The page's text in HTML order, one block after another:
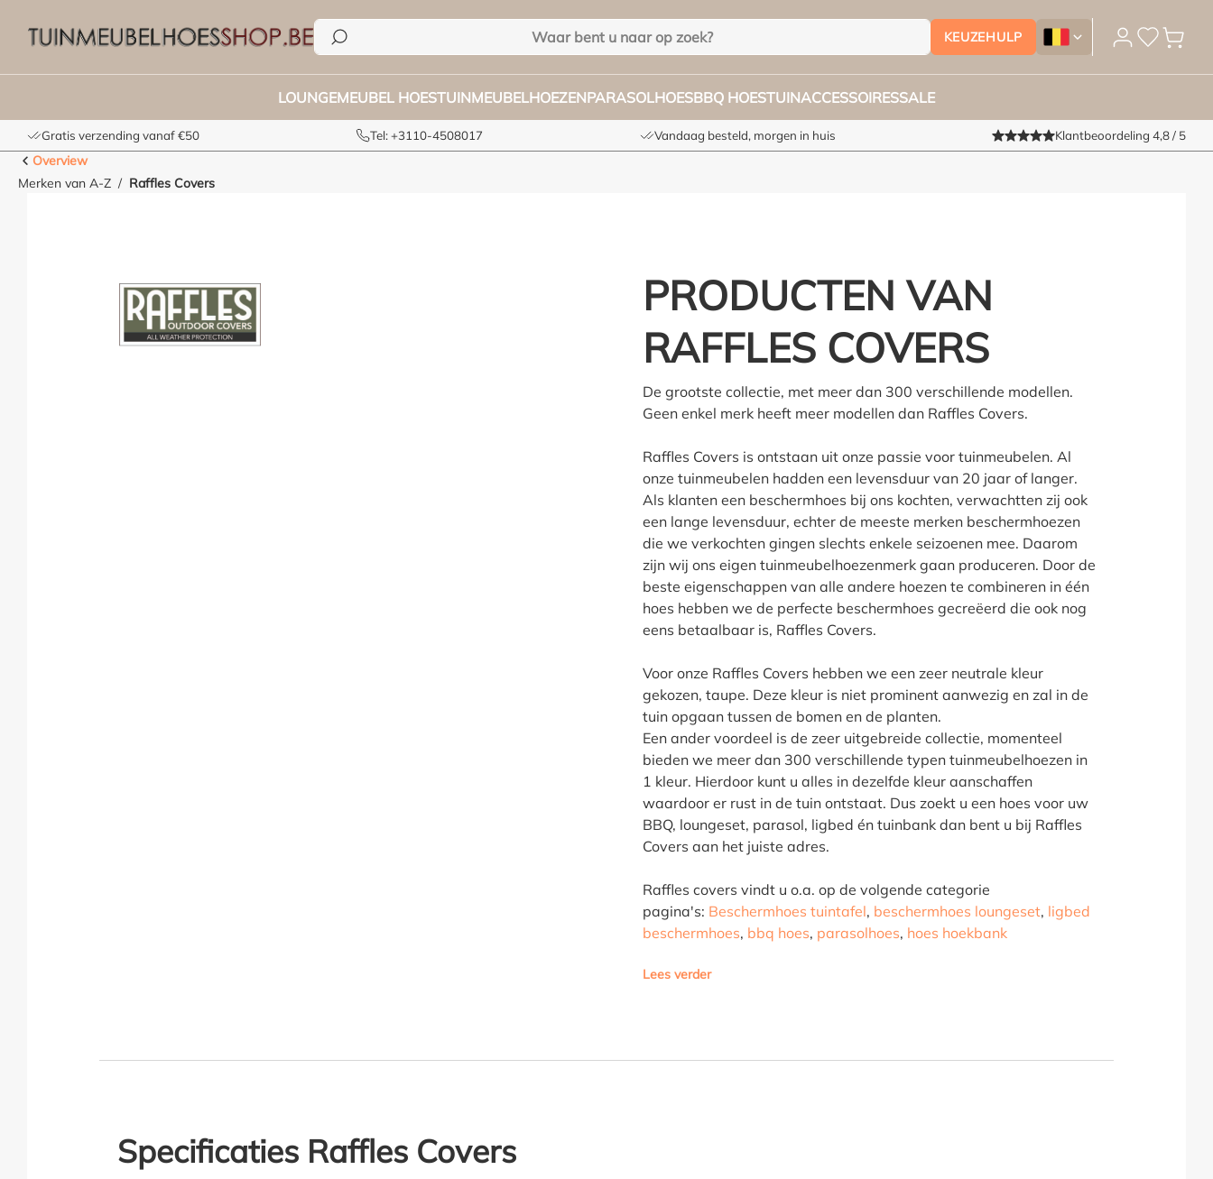
KEUZEHULP
Tuinmeubelhoesshop.be -
LOUNGEMEUBEL HOESTUINMEUBELHOEZENPARASOLHOESBBQ HOESTUINACCESSOIRESSALE
Gratis verzending vanaf €50 Tel: +3110-4508017 Vandaag besteld, morgen in huis Klantbeoordeling 4,8 / 5
Overview
Merken van A-Z
Raffles Covers
PRODUCTEN VAN
RAFFLES COVERS
De grootste collectie, met meer dan 300 verschillende modellen.
Geen enkel merk heeft meer modellen dan Raffles Covers.
Raffles Covers is ontstaan uit onze passie voor tuinmeubelen. Al
onze tuinmeubelen hadden een levensduur van 20 jaar of langer.
Als klanten een beschermhoes bij ons kochten, verwachtten zij ook
een lange levensduur, echter de meeste merken beschermhoezen
die we verkochten gingen slechts enkele seizoenen mee. Daarom
zijn wij ons eigen tuinmeubelhoezenmerk gaan produceren. Door de
beste eigenschappen van alle andere hoezen te combineren in één
hoes hebben we de perfecte beschermhoes gecreëerd die ook nog
eens betaalbaar is, Raffles Covers.
Voor onze Raffles Covers hebben we een zeer neutrale kleur
gekozen, taupe. Deze kleur is niet prominent aanwezig en zal in de
tuin opgaan tussen de bomen en de planten.
Een ander voordeel is de zeer uitgebreide collectie, momenteel
bieden we meer dan 300 verschillende typen tuinmeubelhoezen in
1 kleur. Hierdoor kunt u alles in dezelfde kleur aanschaffen
waardoor er rust in de tuin ontstaat. Dus zoekt u een hoes voor uw
BBQ, loungeset, parasol, ligbed én tuinbank dan bent u bij Raffles
Covers aan het juiste adres.
Raffles covers vindt u o.a. op de volgende categorie
pagina's: Beschermhoes tuintafel, beschermhoes loungeset, ligbed
beschermhoes, bbq hoes, parasolhoes, hoes hoekbank
Lees verder
Specificaties Raffles Covers